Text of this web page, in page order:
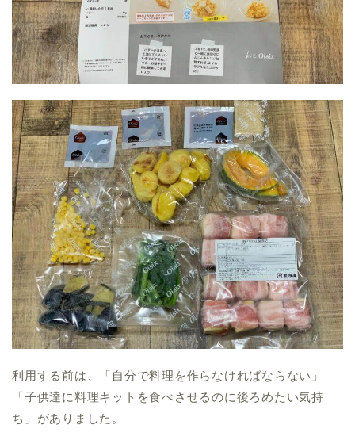
利用する前は、「自分で料理を作らなければならない」
「子供達に料理キットを食べさせるのに後ろめたい気持
ち」がありました。